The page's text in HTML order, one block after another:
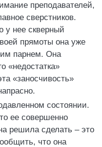
преподавателей,
сверстников.
у нее скверный
прямоты она уже
парнем. Она
«недостатка»
«заносчивость»
состоянии.
ее совершенно
решила сделать – это
что она